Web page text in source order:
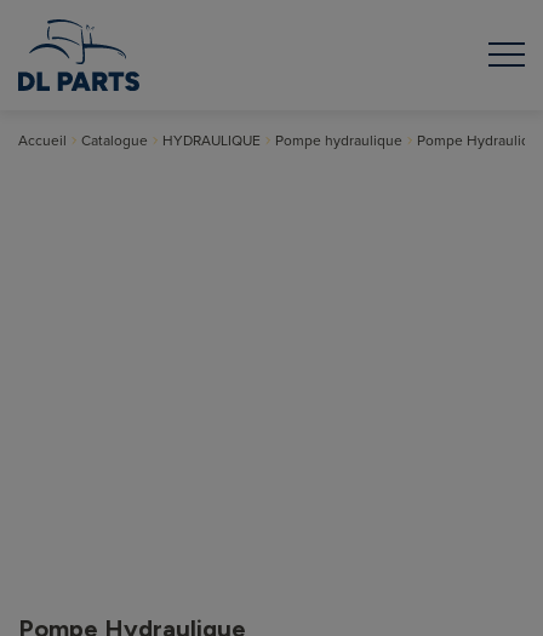
Accueil Catalogue HYDRAULIQUE Pompe hydraulique Pompe
Pompe Hydraulique